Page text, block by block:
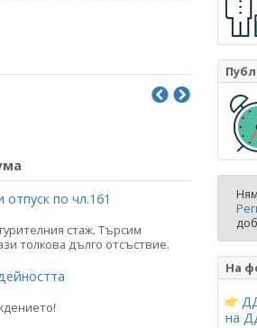
по чл.161
стаж. Търсим
толкова дълго отсъствие.
На
на